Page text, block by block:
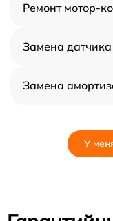
Ремонт мотор-
Замена датчика
Замена
У